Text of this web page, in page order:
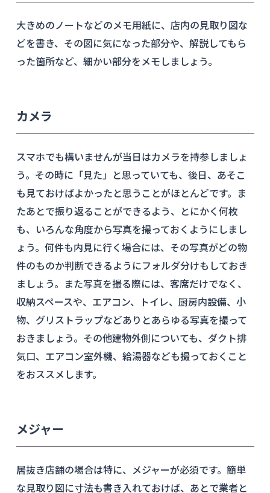
大きめのノートなどのメモ用紙に、店内の見取り図な
どを書き、その図に気になった部分や、解説してもら
った箇所など、細かい部分をメモしましょう。
カメラ
スマホでも構いませんが当日はカメラを持参しましょ
う。その時に「見た」と思っていても、後日、あそこ
も見ておけばよかったと思うことがほとんどです。ま
たあとで振り返ることができるよう、とにかく何枚
も、いろんな角度から写真を撮っておくようにしまし
ょう。何件も内見に行く場合には、その写真がどの物
件のものか判断できるようにフォルダ分けもしておき
ましょう。また写真を撮る際には、客席だけでなく、
収納スペースや、エアコン、トイレ、厨房内設備、小
物、グリストラップなどありとあらゆる写真を撮って
おきましょう。その他建物外側についても、ダクト排
気口、エアコン室外機、給湯器なども撮っておくこと
をおススメします。
メジャー
居抜き店舗の場合は特に、メジャーが必須です。簡単
な見取り図に寸法も書き入れておけば、あとで業者と